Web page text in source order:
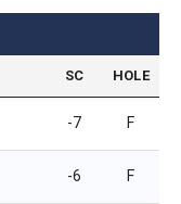
SC HOLE
-7 F
-6 F